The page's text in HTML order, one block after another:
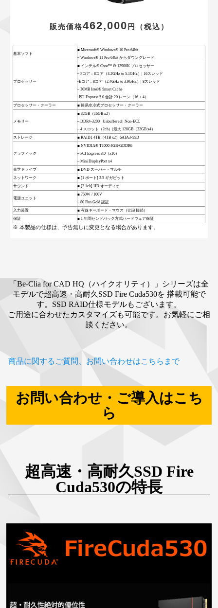
販売価格462,000 円 （税込）
基本ソフト
■ Microsoft® Windows® 10 Pro 64bit
– Windows® 11 Pro 64bit からダウングレード
プロセッサー
■ インテル® Core™ i9-12900K プロセッサー
– Pコア：8コア（3.2GHz to 5.1GHz）| 16スレッド
-Eコア：8コア（2.4GHz to 3.9GHz）| 8スレッド
– 30MB Intel® Smart Cache
-PCI Express 5.0 合計 20 レーン（16 + 4）
プロセッサー・クーラー
■ 簡易水冷式プロセッサー・クーラー
メモリー
■ 32GB（16GB x2）
– DDR4-3200 | Unbuffered | Non-ECC
– 4 スロット（2ch）|最大 128GB（32GB x4）
ストレージ
■ RAID1 4TB（4TB x2）SATA3-SSD
グラフィック
■ NVIDIA® T1000 4GB-GDDR6
– PCI Express 3.0（x16）
– Mini DisplayPort x4
光学ドライブ
■ DVD スーパー・マルチ
ネットワーク
■ [1 ポート] 2.5 ギガビット
サウンド
■ [7.1ch] HD オーディオ
電源ユニット
■ 750W / 100V
– 80 Plus Gold 認証
入力装置
■ 有線キーボード・マウス（USB 接続）
保証
■ 1 年間センドバック方式ハードウェア保証
※ 本製品の仕様は、予告無しに変更となる場合があります。
「Be-Clia for CAD HQ（ハイクオリティ）」シリーズは全
モデルで超高速・高耐久SSD Fire Cuda530を 搭載可能で
す。SSD RAID仕様モデルもございます。
ご用途に合わせたカスタマイズも可能です。お気軽にご相
談ください。
商品に関するご質問、お問い合わせはこちらまで
お問い合わせ・ご導入はこち
ら
超高速・高耐久SSD Fire
Cuda530の特長